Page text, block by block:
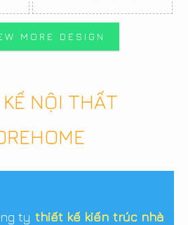
MORE DESIGN
NỘI THẤT
ty thiết kế kiến trúc nhà